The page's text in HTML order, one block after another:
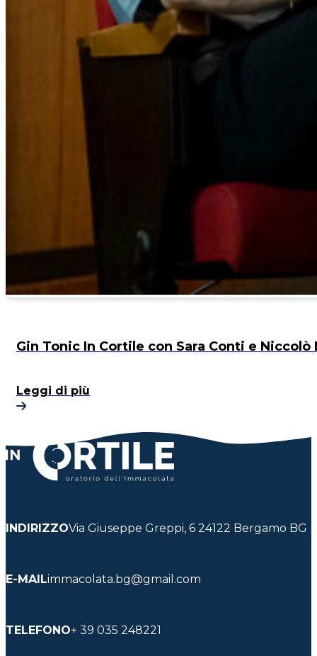
Gin Tonic In Cortile con Sara Conti e Niccolò
Leggi di più
INDIRIZZOVia Giuseppe Greppi, 6 24122 Bergamo BG
E-MAILimmacolata.bg@gmail.com
TELEFONO+ 39 035 248221